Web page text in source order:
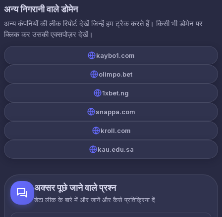
अन्य निगरानी वाले डोमेन
अन्य कंपनियों की लीक रिपोर्ट देखें जिन्हें हम ट्रैक करते हैं। किसी भी डोमेन पर
क्लिक कर उसकी एक्सपोज़र देखें।
kaybo1.com
olimpo.bet
1xbet.ng
snappa.com
kroll.com
kau.edu.sa
अक्सर पूछे जाने वाले प्रश्न
डेटा लीक के बारे में और जानें और कैसे प्रतिक्रिया दें